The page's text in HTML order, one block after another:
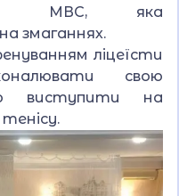
МВС, яка
змаганнях.
ліцеїсти
свою
виступити на